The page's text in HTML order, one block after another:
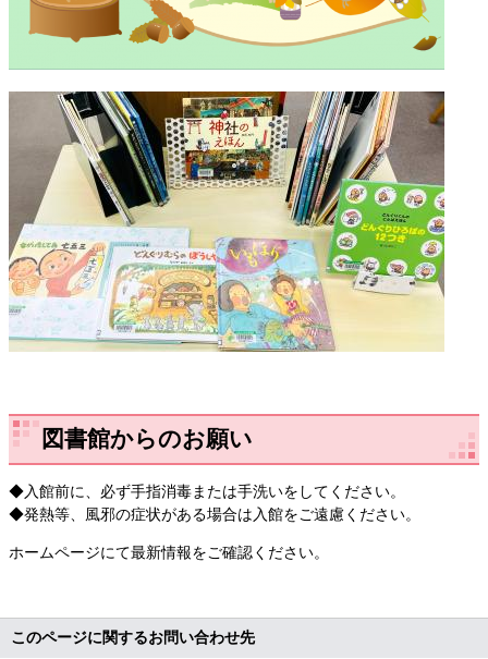
図書館からのお願い
◆入館前に、必ず手指消毒または手洗いをしてください。
◆発熱等、風邪の症状がある場合は入館をご遠慮ください。
ホームページにて最新情報をご確認ください。
このページに関するお問い合わせ先